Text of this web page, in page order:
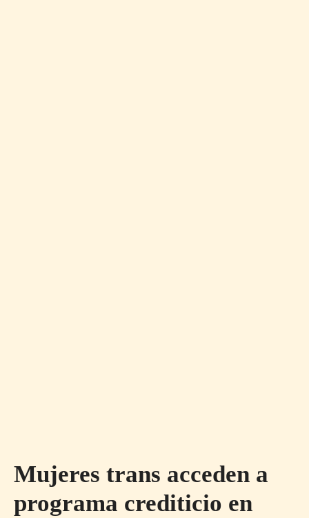
Mujeres trans acceden a
programa crediticio en